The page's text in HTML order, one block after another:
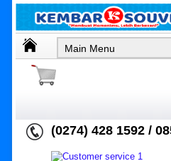
(0274) 428 1592 /